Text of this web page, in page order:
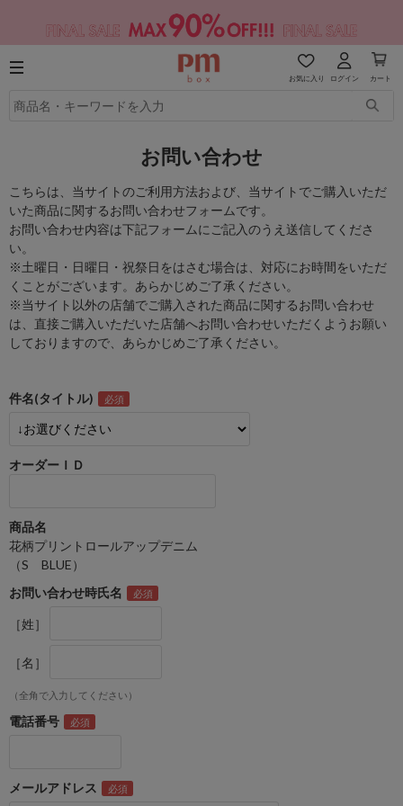
お気に入り ログイン カート
お問い合わせ
こちらは、当サイトのご利用方法および、当サイトでご購入いただ
いた商品に関するお問い合わせフォームです。
お問い合わせ内容は下記フォームにご記入のうえ送信してくださ
い。
※土曜日・日曜日・祝祭日をはさむ場合は、対応にお時間をいただ
くことがございます。あらかじめご了承ください。
※当サイト以外の店舗でご購入された商品に関するお問い合わせ
は、直接ご購入いただいた店舗へお問い合わせいただくようお願い
しておりますので、あらかじめご了承ください。
件名(タイトル)
オーダーＩＤ
商品名
花柄プリントロールアップデニム
（S BLUE）
お問い合わせ時氏名
［姓］
［名］
（全角で入力してください）
電話番号
メールアドレス